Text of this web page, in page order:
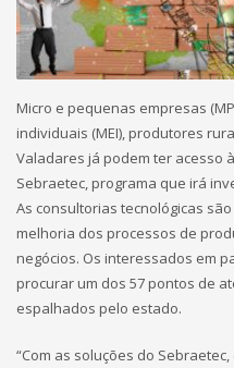
Micro e pequenas empresas
individuais (MEI), produtores
Valadares já podem ter acesso
Sebraetec, programa que irá
As consultorias tecnológicas
melhoria dos processos de
negócios. Os interessados em
procurar um dos 57 pontos de
espalhados pelo estado.
“Com as soluções do